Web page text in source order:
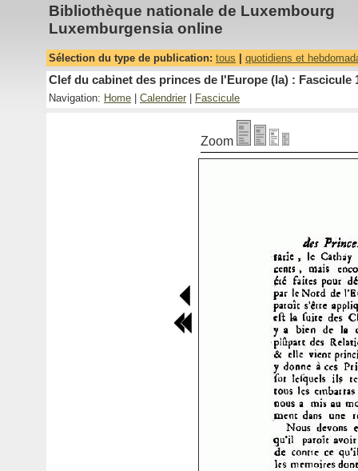
Bibliothèque nationale de Luxembourg
Luxemburgensia online
Sélection du type de publication: tous quotidiens et
Clef du cabinet des princes de l'Europe (la) : Fascicule
Navigation: Home Calendrier Fascicule
Zoom